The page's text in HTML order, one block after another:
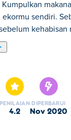
sendiri.
kehabisan
PENILAIAN
4.2
DIPERBARUI
Nov 2020